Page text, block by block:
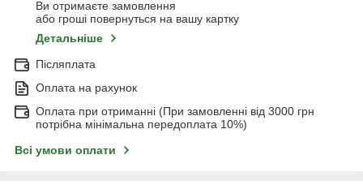
Ви отримаєте замовлення
або гроші повернуться на вашу картку
Детальніше
Післяплата
Оплата на рахунок
Оплата при отриманні (При замовленні від 3000 грн
потрібна мінімальна передоплата 10%)
Всі умови оплати